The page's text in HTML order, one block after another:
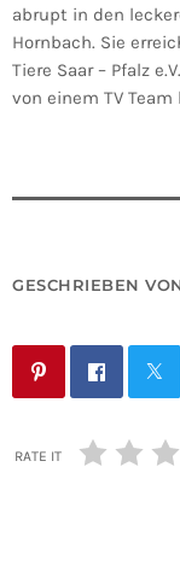
abrupt in den
Hornbach. Sie
Tiere Saar – Pfalz
von einem TV
GESCHRIEBEN
RATE IT